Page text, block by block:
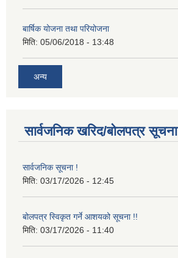
बार्षिक योजना तथा परियोजना
मिति: 05/06/2018 - 13:48
अन्य
सार्वजनिक खरिद/बोलपत्र सूचना
सार्वजनिक सूचना !
मिति: 03/17/2026 - 12:45
बोलपत्र स्विकृत गर्ने आशयको सूचना !!
मिति: 03/17/2026 - 11:40